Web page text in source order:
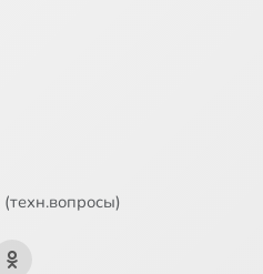
(техн.вопросы)